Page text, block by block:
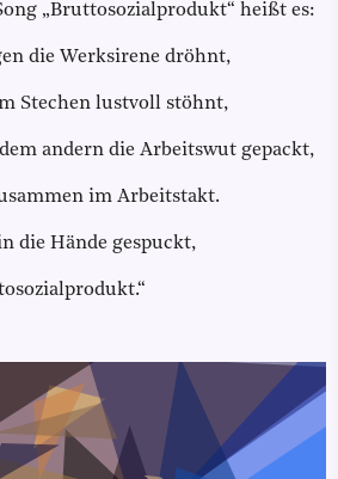
„Bruttosozialprodukt“ heißt es:
die Werksirene dröhnt,
Stechen lustvoll stöhnt,
andern die Arbeitswut gepackt,
im Arbeitstakt.
die Hände gespuckt,